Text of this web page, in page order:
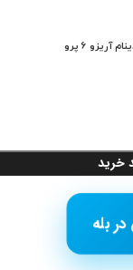
آریزو 6 پرو
خرید
بله